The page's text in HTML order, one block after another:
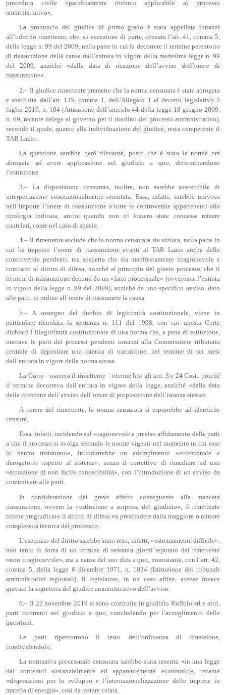
procedura civile «pacificamente ritenuto applicabile al processo
amministrativo».
La pronuncia del giudice di primo grado è stata appellata innanzi
all’odierno rimettente, che, su eccezione di parte, censura l’art. 41, comma 5,
della legge n. 99 del 2009, nella parte in cui fa decorrere il termine perentorio
di riassunzione della causa dall’entrata in vigore della medesima legge n. 99
del 2009, anziché «dalla data di ricezione dell’avviso dell’onere di
riassunzione».
2.– Il giudice rimettente premette che la norma censurata è stata abrogata
e sostituita dall’art. 135, comma 1, dell’Allegato 1 al decreto legislativo 2
luglio 2010, n. 104 (Attuazione dell’articolo 44 della legge 18 giugno 2009,
n. 69, recante delega al governo per il riordino del processo amministrativo),
secondo il quale, quanto alla individuazione del giudice, resta competente il
TAR Lazio.
La questione sarebbe però rilevante, posto che è stata la norma ora
abrogata ad avere applicazione nel giudizio a quo, determinandone
l’estinzione.
3.– La disposizione censurata, inoltre, non sarebbe suscettibile di
interpretazione costituzionalmente orientata. Essa, infatti, sarebbe univoca
nell’imporre l’onere di riassunzione a tutte le controversie appartenenti alla
tipologia indicata, anche quando non vi fossero state concesse misure
cautelari, come nel caso di specie.
4.– Il rimettente esclude che la norma censurata sia viziata, nella parte in
cui ha imposto l’onere di riassunzione avanti al TAR Lazio anche delle
controversie pendenti, ma sospetta che sia manifestamente irragionevole e
contrario al diritto di difesa, nonché al principio del giusto processo, che il
termine di riassunzione decorra da un «fatto processuale» (ovverosia, l’entrata
in vigore della legge n. 99 del 2009), anziché da uno specifico avviso, dato
alle parti, in ordine all’onere di riassumere la causa.
5.– A sostegno del dubbio di legittimità costituzionale, viene in
particolare ricordata la sentenza n. 111 del 1998, con cui questa Corte
dichiarò l’illegittimità costituzionale di una norma che, a pena di estinzione,
onerava le parti dei processi pendenti innanzi alla Commissione tributaria
centrale di depositare una istanza di trattazione, nel termine di sei mesi
dall’entrata in vigore della norma stessa.
La Corte – osserva il rimettente – ritenne lesi gli artt. 3 e 24 Cost., poiché
il termine decorreva dall’entrata in vigore della legge, anziché «dalla data
della ricezione dell’avviso dell’onere di proposizione dell’istanza stessa».
A parere del rimettente, la norma censurata si esporrebbe ad identiche
censure.
Essa, infatti, incidendo sul «ragionevole e preciso affidamento delle parti
a che il processo si svolga secondo le norme vigenti nel momento in cui esse
lo hanno instaurato», introdurrebbe un adempimento «eccezionale e
derogatorio rispetto al sistema», senza il correttivo di rimediare ad una
«situazione di non facile conoscibilità», con l’introduzione di un avviso da
comunicare alle parti.
In considerazione del grave effetto conseguente alla mancata
riassunzione, ovvero la «estinzione a sorpresa del giudizio», il rimettente
ritiene pregiudicato il diritto di difesa «a prescindere dalla maggiore o minore
complessità tecnica del processo».
L’esercizio del diritto sarebbe stato reso, infatti, «estremamente difficile»,
non tanto in forza di un termine di sessanta giorni reputato dal rimettente
«non irragionevole», ma a causa del suo dies a quo, nonostante, con l’art. 42,
comma 5, della legge 6 dicembre 1971, n. 1034 (Istituzione dei tribunali
amministrativi regionali), il legislatore, in un caso affine, avesse invece
gravato la segreteria del giudice amministrativo dell’avviso.
6.– Il 22 novembre 2019 si sono costituite in giudizio Ruffolo srl e altri,
parti ricorrenti nel giudizio a quo, concludendo per l’accoglimento delle
questioni.
Le parti ripercorrono il testo dell’ordinanza di rimessione,
condividendolo.
La normativa processuale censurata sarebbe stata inserita «in una legge
dai contenuti sostanzialmente ed apparentemente economici», recante
«disposizioni per lo sviluppo e l’internazionalizzazione delle imprese in
materia di energia», così da restare celata.